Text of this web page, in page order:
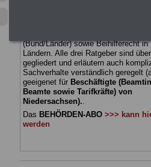
(Bund/Länder) sowie Beihilferecht in
Ländern. Alle drei Ratgeber sind
gegliedert und erläutern auch
Sachverhalte verständlich geregelt
geeigenet für Beschäftigte
Beamte sowie Tarifkräfte) von
Niedersachsen)..
Das BEHÖRDEN-ABO >>> kann
werden